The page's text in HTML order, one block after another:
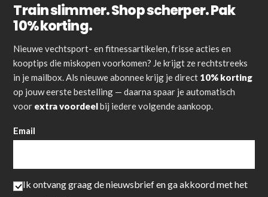
Train slimmer. Shop scherper. Pak
10% korting.
Nieuwe vechtsport- en fitnessartikelen, frisse acties en
kooptips die miskopen voorkomen? Je krijgt ze rechtstreeks
in je mailbox. Als nieuwe abonnee krijg je direct 10% korting
op jouw eerste bestelling — daarna spaar je automatisch
voor extra voordeelbij iedere volgende aankoop.
Email
Ik ontvang graag de nieuwsbrief en ga akkoord met het